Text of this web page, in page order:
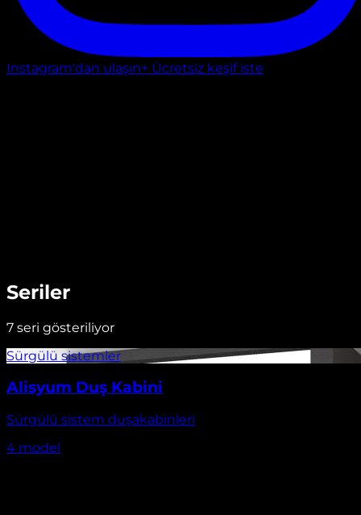
Instagram'dan ulaşın+ Ücretsiz keşif iste
Seriler
7 seri gösteriliyor
Alisyum Duş Kabini
Sürgülü sistem duşakabinleri
4 model